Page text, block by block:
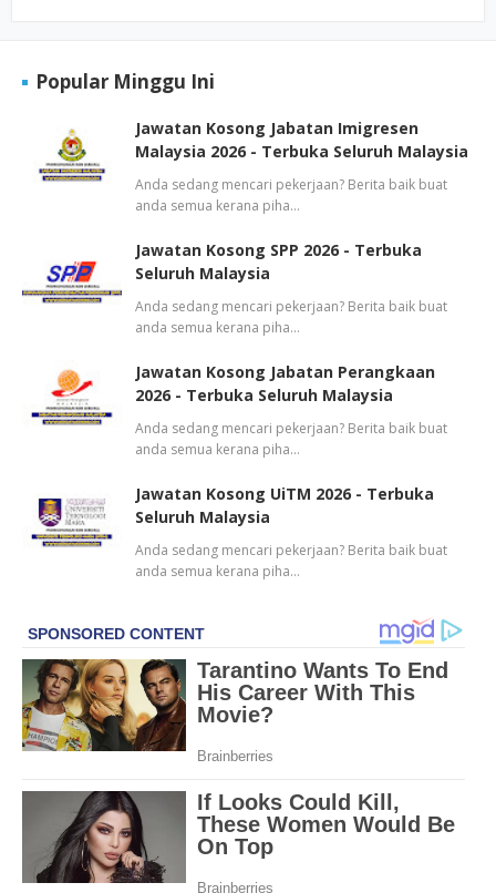
Popular Minggu Ini
Jawatan Kosong Jabatan Imigresen
Malaysia 2026 - Terbuka Seluruh Malaysia
Anda sedang mencari pekerjaan? Berita baik buat
anda semua kerana piha…
Jawatan Kosong SPP 2026 - Terbuka
Seluruh Malaysia
Anda sedang mencari pekerjaan? Berita baik buat
anda semua kerana piha…
Jawatan Kosong Jabatan Perangkaan
2026 - Terbuka Seluruh Malaysia
Anda sedang mencari pekerjaan? Berita baik buat
anda semua kerana piha…
Jawatan Kosong UiTM 2026 - Terbuka
Seluruh Malaysia
Anda sedang mencari pekerjaan? Berita baik buat
anda semua kerana piha…